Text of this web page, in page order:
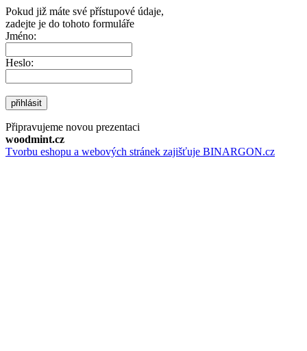
Pokud již máte své přístupové údaje,
zadejte je do tohoto formuláře
Jméno:
Heslo:
přihlásit
Připravujeme novou prezentaci
woodmint.cz
Tvorbu eshopu a webových stránek zajišťuje BINARGON.cz